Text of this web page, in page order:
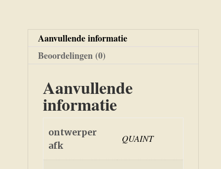
Aanvullende informatie
Beoordelingen (0)
Aanvullende
informatie
ontwerper
afk
QUAINT